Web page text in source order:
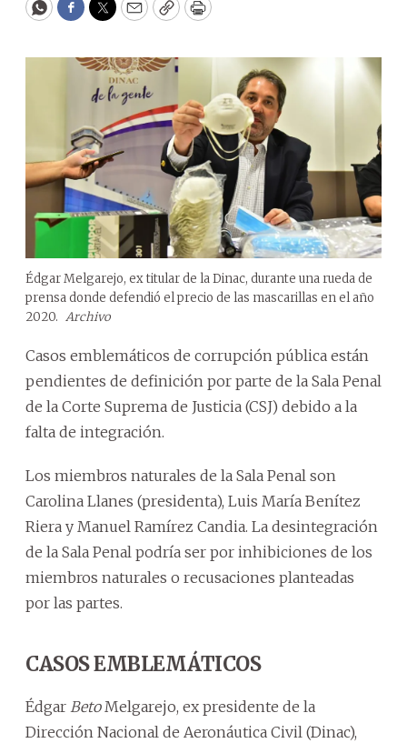
WhatsApp
Facebook
Twitter
EmailCopyPrint
Édgar Melgarejo, ex titular de la Dinac, durante una rueda de
prensa donde defendió el precio de las mascarillas en el año
2020. Archivo
Casos emblemáticos de corrupción pública están
pendientes de definición por parte de la Sala Penal
de la Corte Suprema de Justicia (CSJ) debido a la
falta de integración.
Los miembros naturales de la Sala Penal son
Carolina Llanes (presidenta), Luis María Benítez
Riera y Manuel Ramírez Candia. La desintegración
de la Sala Penal podría ser por inhibiciones de los
miembros naturales o recusaciones planteadas
por las partes.
CASOS EMBLEMÁTICOS
Édgar BetoMelgarejo, ex presidente de la
Dirección Nacional de Aeronáutica Civil (Dinac),